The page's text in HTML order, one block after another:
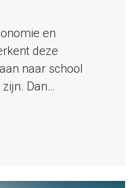
en
deze
naar school
Dan…